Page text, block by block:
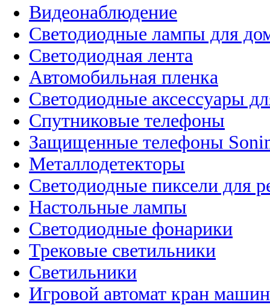
Видеонаблюдение
Светодиодные лампы для
Светодиодная лента
Автомобильная пленка
Светодиодные аксессуары
Спутниковые телефоны
Защищенные телефоны
Металлодетекторы
Светодиодные пиксели для
Настольные лампы
Светодиодные фонарики
Трековые светильники
Светильники
Игровой автомат кран